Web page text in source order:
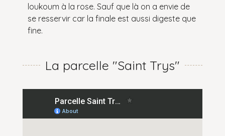
loukoum à la rose. Sauf que là on a envie de
se resservir car la finale est aussi digeste que
fine.
La parcelle "Saint Trys"